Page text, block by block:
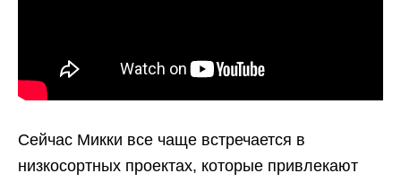
Сейчас Микки все чаще встречается в
низкосортных проектах, которые привлекают